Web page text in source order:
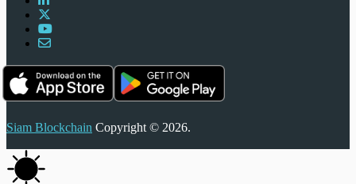
Siam Blockchain Copyright © 2026.